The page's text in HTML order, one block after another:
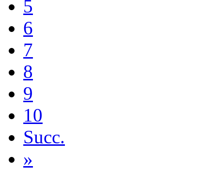
5
6
7
8
9
10
Succ.
»